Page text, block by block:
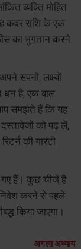
व्यक्ति मोहित
कवर राशि के एक
का भुगतान करने
सपनों, लक्ष्यों
धन है, एक बाल
समझते हैं कि यह
को पढ़ लें,
की गारंटी
हैं। कुछ चीजें हैं
निवेश करने से पहले
किया जाएगा।
अगला अध्याय